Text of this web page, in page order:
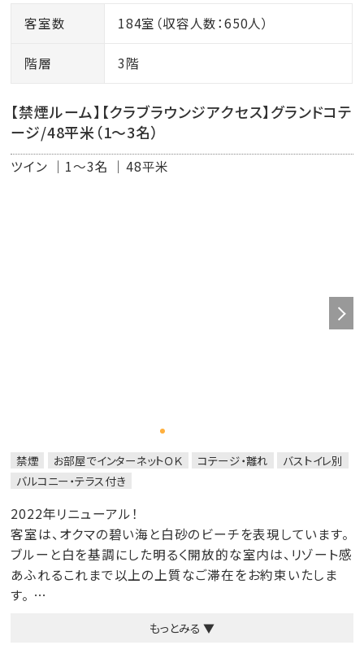
客室数 184室（収容人数：650人）
階層 3階
【禁煙ルーム】【クラブラウンジアクセス】グランドコテ
ージ/48平米（1～3名）
ツイン 1～3名 48平米
禁煙 お部屋でインターネットＯＫ コテージ・離れ
バストイレ別
バルコニー・テラス付き
2022年リニューアル！
客室は、オクマの碧い海と白砂のビーチを表現しています。
ブルーと白を基調にした明るく開放的な室内は、リゾート感
あふれるこれまで以上の上質なご滞在をお約束いたしま
す。
もっとみる ▼